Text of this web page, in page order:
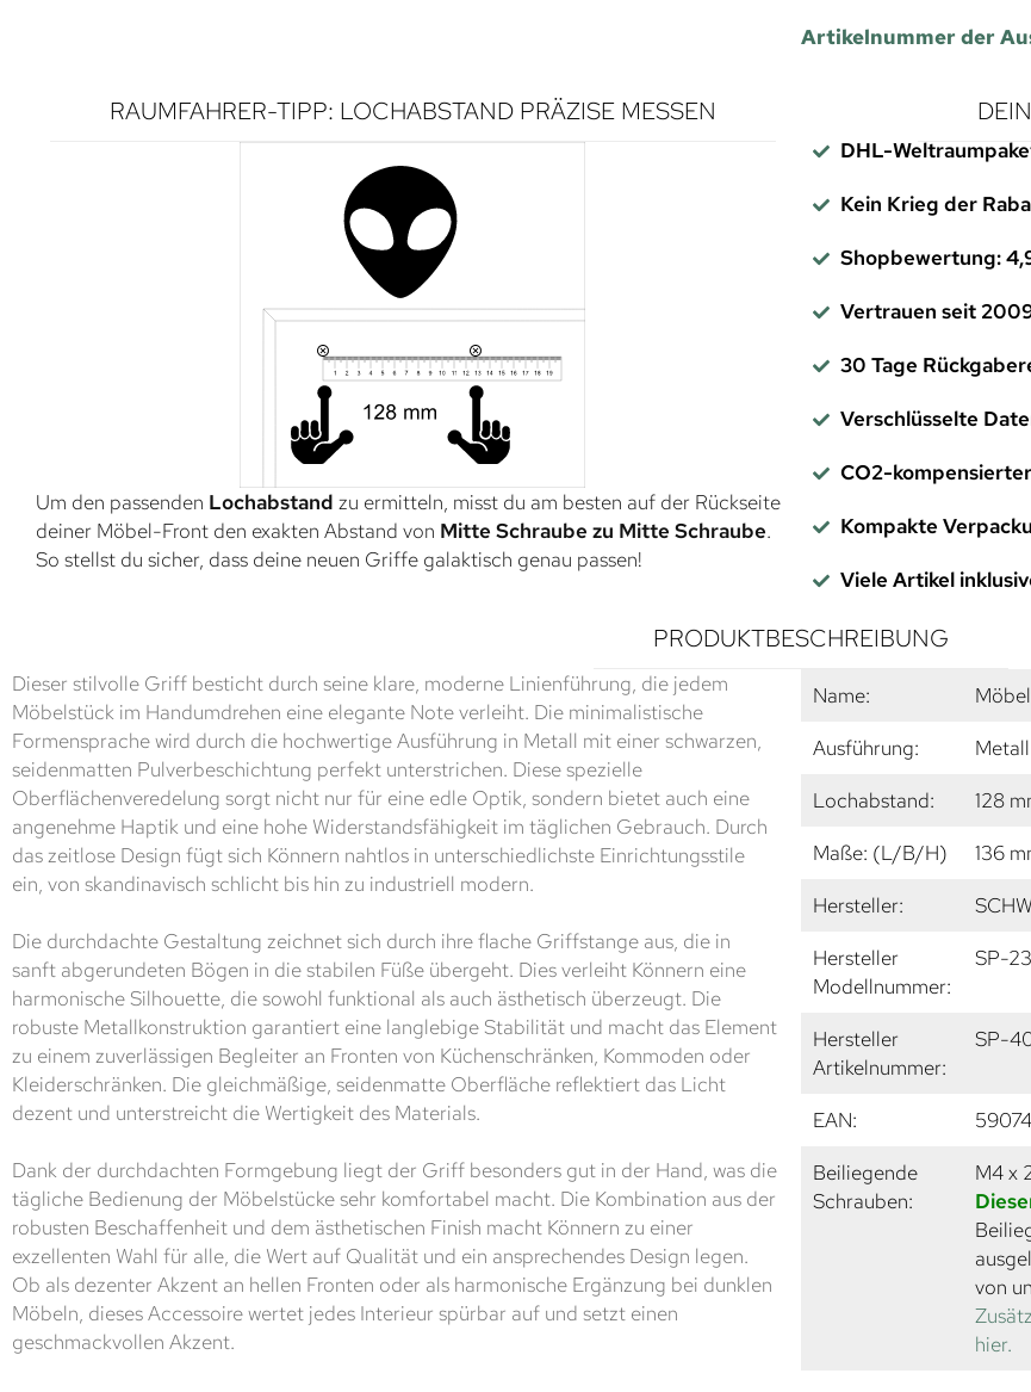
Artikelnummer der
RAUMFAHRER-TIPP: LOCHABSTAND PRÄZISE MESSEN
Um den passenden Lochabstand zu ermitteln, misst du am besten auf der Rückseite
deiner Möbel-Front den exakten Abstand von Mitte Schraube zu Mitte Schraube.
So stellst du sicher, dass deine neuen Griffe galaktisch genau passen!
DHL-
Kein Krieg der
Shopbewertung:
Vertrauen seit
30 Tage
Verschlüsselte
CO2-
Kompakte
Viele Artikel
PRODUKTBESCHREIBUNG
Dieser stilvolle Griff besticht durch seine klare, moderne Linienführung, die jedem
Möbelstück im Handumdrehen eine elegante Note verleiht. Die minimalistische
Formensprache wird durch die hochwertige Ausführung in Metall mit einer schwarzen,
seidenmatten Pulverbeschichtung perfekt unterstrichen. Diese spezielle
Oberflächenveredelung sorgt nicht nur für eine edle Optik, sondern bietet auch eine
angenehme Haptik und eine hohe Widerstandsfähigkeit im täglichen Gebrauch. Durch
das zeitlose Design fügt sich Könnern nahtlos in unterschiedlichste Einrichtungsstile
ein, von skandinavisch schlicht bis hin zu industriell modern.
Die durchdachte Gestaltung zeichnet sich durch ihre flache Griffstange aus, die in
sanft abgerundeten Bögen in die stabilen Füße übergeht. Dies verleiht Könnern eine
harmonische Silhouette, die sowohl funktional als auch ästhetisch überzeugt. Die
robuste Metallkonstruktion garantiert eine langlebige Stabilität und macht das Element
zu einem zuverlässigen Begleiter an Fronten von Küchenschränken, Kommoden oder
Kleiderschränken. Die gleichmäßige, seidenmatte Oberfläche reflektiert das Licht
dezent und unterstreicht die Wertigkeit des Materials.
Dank der durchdachten Formgebung liegt der Griff besonders gut in der Hand, was die
tägliche Bedienung der Möbelstücke sehr komfortabel macht. Die Kombination aus der
robusten Beschaffenheit und dem ästhetischen Finish macht Könnern zu einer
exzellenten Wahl für alle, die Wert auf Qualität und ein ansprechendes Design legen.
Ob als dezenter Akzent an hellen Fronten oder als harmonische Ergänzung bei dunklen
Möbeln, dieses Accessoire wertet jedes Interieur spürbar auf und setzt einen
geschmackvollen Akzent.
Name:
Ausführung:
Lochabstand:
128
Maße: (L/B/H)
136
Hersteller:
Hersteller
Modellnummer:
SP-
Hersteller
Artikelnummer:
SP-
EAN:
Beiliegende
Schrauben:
M4 x
von
hier.